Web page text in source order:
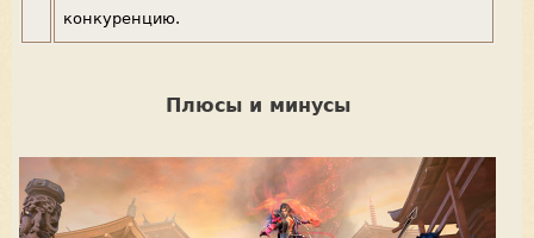
конкуренцию.
Плюсы и минусы